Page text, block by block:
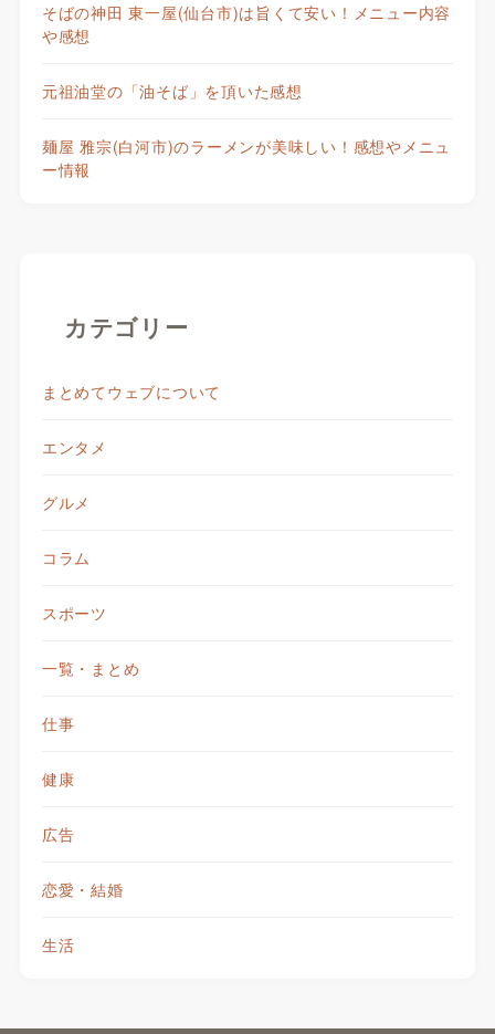
そばの神田 東一屋(仙台市)は旨くて安い！メニュー内容
や感想
元祖油堂の「油そば」を頂いた感想
麺屋 雅宗(白河市)のラーメンが美味しい！感想やメニュ
ー情報
カテゴリー
まとめてウェブについて
エンタメ
グルメ
コラム
スポーツ
一覧・まとめ
仕事
健康
広告
恋愛・結婚
生活